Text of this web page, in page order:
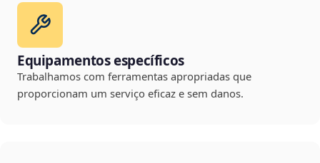
Equipamentos específicos
Trabalhamos com ferramentas apropriadas que
proporcionam um serviço eficaz e sem danos.